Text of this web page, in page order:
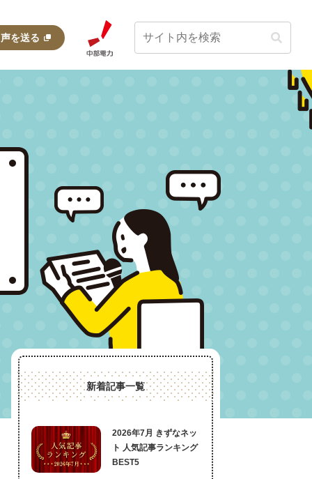
を送る
新着記事一覧
2026年7月 きずなネッ
ト 人気記事ランキング
BEST5